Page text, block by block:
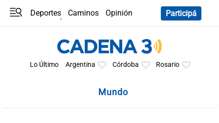
Deportes Caminos
Opinión
Participá
Lo Último Argentina Córdoba Rosario
Mundo